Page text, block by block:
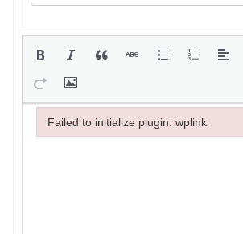
Failed to initialize plugin: wplink
Failed to initialize plugin: wplink